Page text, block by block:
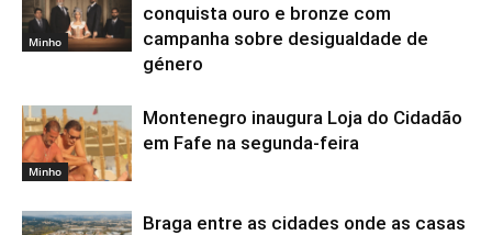
Minho
conquista ouro e bronze com
campanha sobre desigualdade de
género
Minho
Montenegro inaugura Loja do Cidadão
em Fafe na segunda-feira
Braga entre as cidades onde as casas